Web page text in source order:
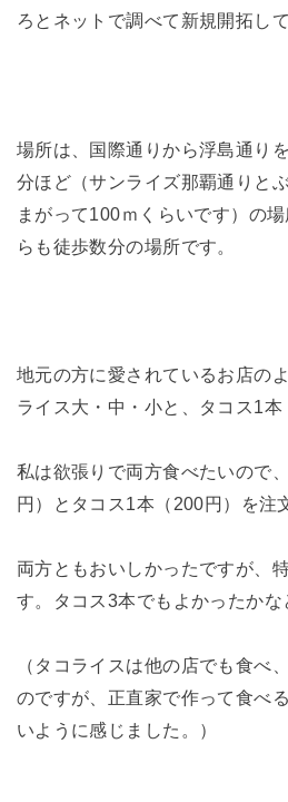
ろとネットで調べて新規開拓し
場所は、国際通りから浮島通り
分ほど（サンライズ那覇通りと
まがって100ｍくらいです）の
らも徒歩数分の場所です。
地元の方に愛されているお店の
ライス大・中・小と、タコス1本
私は欲張りで両方食べたいので
円）とタコス1本（200円）を注
両方ともおいしかったですが、
す。タコス3本でもよかったかな
（タコライスは他の店でも食べ
のですが、正直家で作って食べ
いように感じました。）